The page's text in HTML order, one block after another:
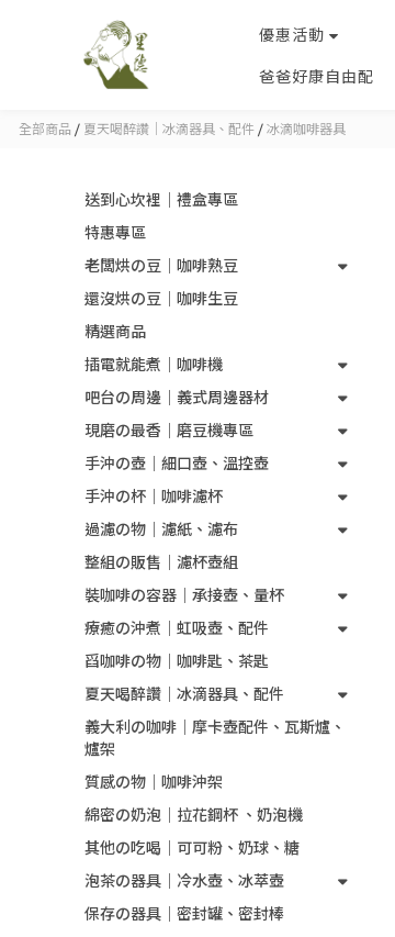
優惠活動
爸爸好康自由配
全部商品 / 夏天喝醉讚｜冰滴器具、配件 / 冰滴咖啡器具
送到心坎裡｜禮盒專區
特惠專區
老闆烘の豆｜咖啡熟豆
還沒烘の豆｜咖啡生豆
精選商品
插電就能煮｜咖啡機
吧台の周邊｜義式周邊器材
現磨の最香｜磨豆機專區
手沖の壺｜細口壺、溫控壺
手沖の杯｜咖啡濾杯
過濾の物｜濾紙、濾布
整組の販售｜濾杯壺組
裝咖啡の容器｜承接壺、量杯
療癒の沖煮｜虹吸壺、配件
舀咖啡の物｜咖啡匙、茶匙
夏天喝醉讚｜冰滴器具、配件
義大利の咖啡｜摩卡壺配件、瓦斯爐、
爐架
質感の物｜咖啡沖架
綿密の奶泡｜拉花鋼杯 、奶泡機
其他の吃喝｜可可粉、奶球、糖
泡茶の器具｜冷水壺、冰萃壺
保存の器具｜密封罐、密封棒